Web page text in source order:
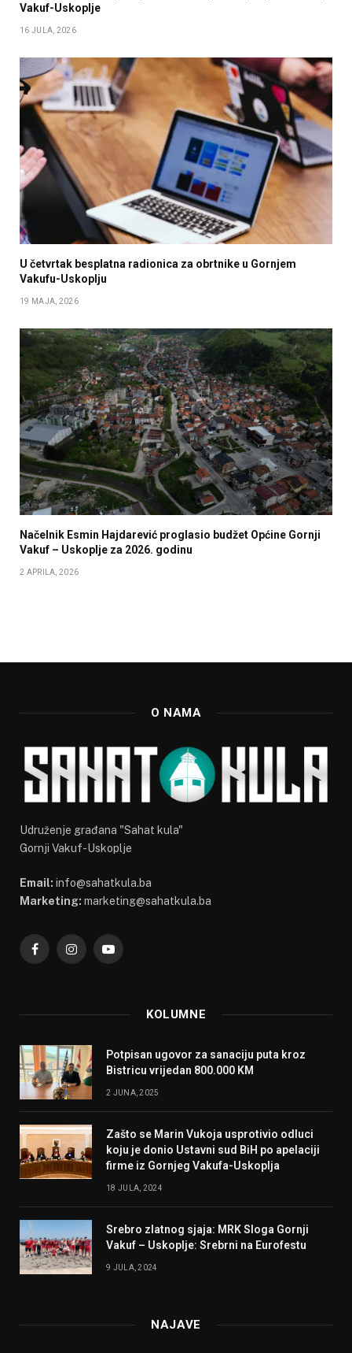
Vakuf-Uskoplje
16 JULA, 2026
U četvrtak besplatna radionica za obrtnike u Gornjem
Vakufu-Uskoplju
19 MAJA, 2026
Načelnik Esmin Hajdarević proglasio budžet Općine Gornji
Vakuf – Uskoplje za 2026. godinu
2 APRILA, 2026
O NAMA
Udruženje građana "Sahat kula"
Gornji Vakuf-Uskoplje
Email: info@sahatkula.ba
Marketing: marketing@sahatkula.ba
FacebookInstagramYouTube
KOLUMNE
Potpisan ugovor za sanaciju puta kroz
Bistricu vrijedan 800.000 KM
2 JUNA, 2025
Zašto se Marin Vukoja usprotivio odluci
koju je donio Ustavni sud BiH po apelaciji
firme iz Gornjeg Vakufa-Uskoplja
18 JULA, 2024
Srebro zlatnog sjaja: MRK Sloga Gornji
Vakuf – Uskoplje: Srebrni na Eurofestu
9 JULA, 2024
NAJAVE